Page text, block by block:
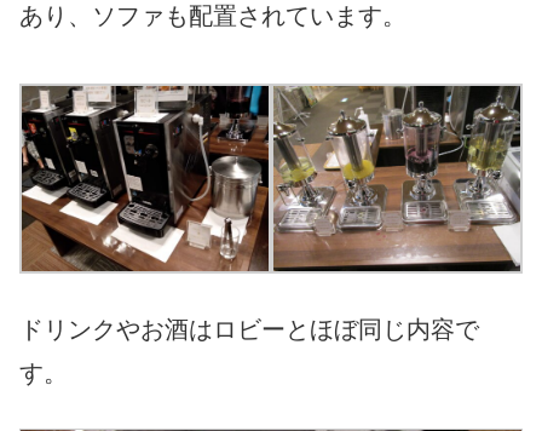
あり、ソファも配置されています。
ドリンクやお酒はロビーとほぼ同じ内容で
す。